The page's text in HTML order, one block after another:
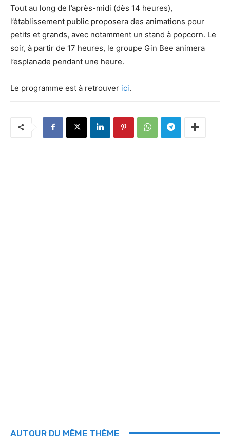
Tout au long de l’après-midi (dès 14 heures),
l’établissement public proposera des animations pour
petits et grands, avec notamment un stand à popcorn. Le
soir, à partir de 17 heures, le groupe Gin Bee animera
l’esplanade pendant une heure.
Le programme est à retrouver ici.
AUTOUR DU MÊME THÈME